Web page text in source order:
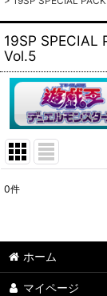
19SP SPECIAL
Vol.5
並び順:
0件
ホーム
マイページ